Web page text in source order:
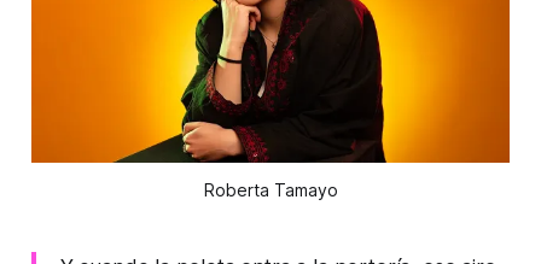
Roberta Tamayo